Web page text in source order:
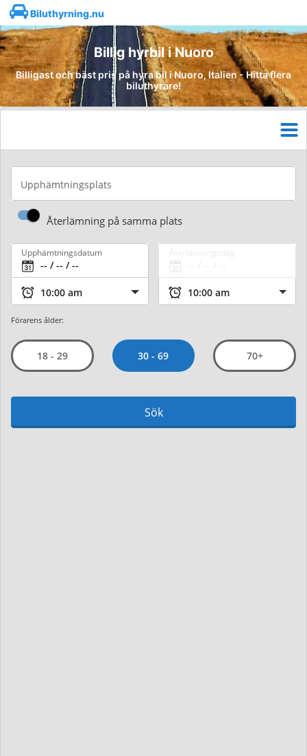
Biluthyrning.nu
Billig hyrbil i Nuoro
Billigast och bäst pris på hyra bil i Nuoro, Italien - Hitta flera
biluthyrare!
Upphämtningsplats
Återlämning på samma plats
Upphämtningsdatum
Förarens ålder:
18 - 29 30 - 69 70+
Sök